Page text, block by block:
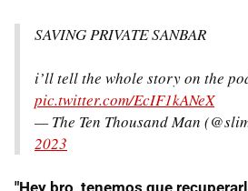
SAVING PRIVATE SANBAR
i’ll tell the whole story on the
pic.twitter.com/EcIF1kANeX
— The Ten Thousand Man
2023